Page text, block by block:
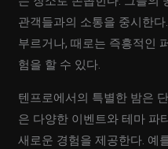
관객들과의 소통을 중시한
부르거나, 때로는 즉흥적인
험을 할 수 있다.
텐프로에서의 특별한 밤은
은 다양한 이벤트와 테마 파
새로운 경험을 제공한다. 예